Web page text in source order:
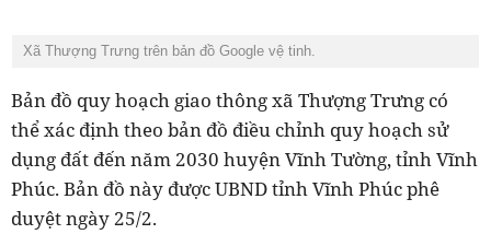
Xã Thượng Trưng trên bản đồ Google vệ tinh.
Bản đồ quy hoạch giao thông xã Thượng Trưng có
thể xác định theo bản đồ điều chỉnh quy hoạch sử
dụng đất đến năm 2030 huyện Vĩnh Tường, tỉnh Vĩnh
Phúc. Bản đồ này được UBND tỉnh Vĩnh Phúc phê
duyệt ngày 25/2.